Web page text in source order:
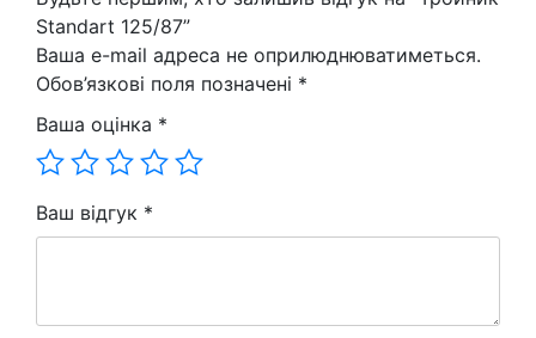
Standart 125/87”
Ваша e-mail адреса не оприлюднюватиметься.
Обов’язкові поля позначені *
Ваша оцінка *
Ваш відгук *